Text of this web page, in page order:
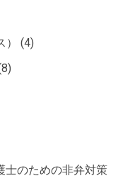
(4)
士のための非弁対策